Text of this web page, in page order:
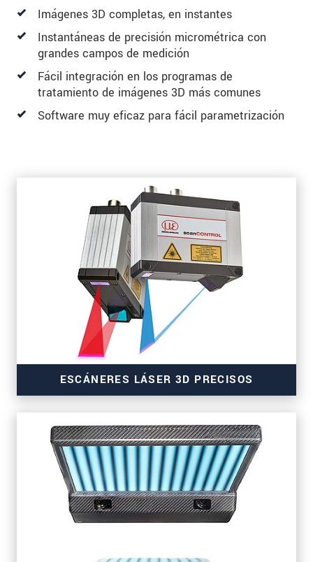
Imágenes 3D completas, en instantes
Instantáneas de precisión micrométrica con
grandes campos de medición
Fácil integración en los programas de
tratamiento de imágenes 3D más comunes
Software muy eficaz para fácil parametrización
ESCÁNERES LÁSER 3D PRECISOS
para la inspección de cintas transportadoras y
superficies